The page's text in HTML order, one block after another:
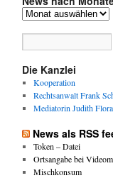
News
Die Kanzlei
Kooperation
Rechtsanwalt Frank
Mediatorin Judith
News als RSS
Token – Datei
Ortsangabe bei
Mischkonsum